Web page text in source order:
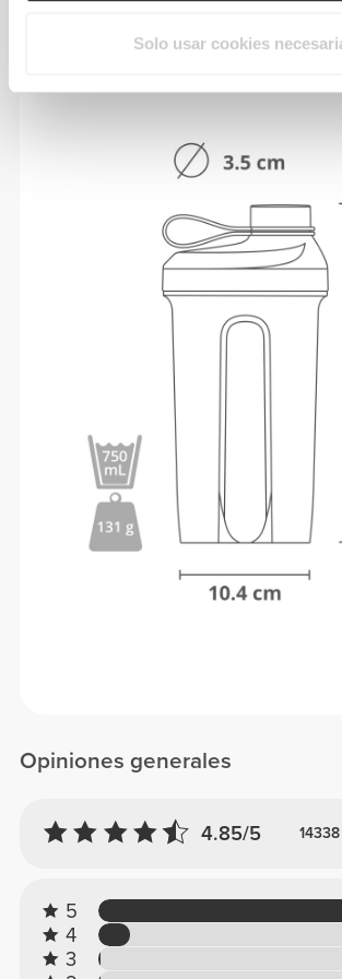
Solo usar cookies
Opiniones generales
4.85/5
5
4
3